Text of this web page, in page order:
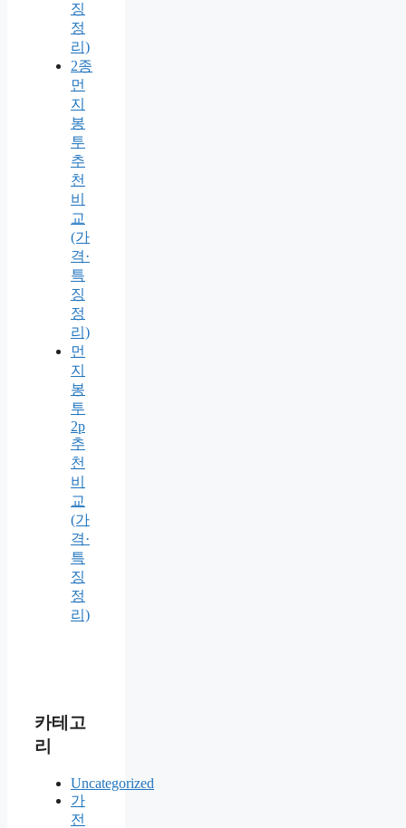
징
정
리)
2종
먼
지
봉
투
추
천
비
교
(가
격·
특
징
정
리)
먼
지
봉
투
2p
추
천
비
교
(가
격·
특
징
정
리)
카테고
리
Uncategorized
가
전